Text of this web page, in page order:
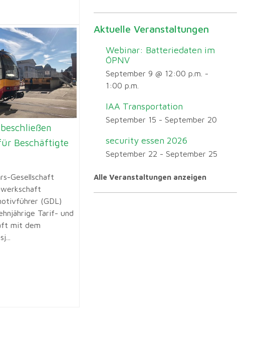
Beschäftigte
Gesellschaft
(GDL)
Tarif- und
mit dem
Aktuelle Veranstaltungen
Webinar: Batteriedaten im
ÖPNV
September 9 @ 12:00 p.m. -
1:00 p.m.
IAA Transportation
September 15 -September 20
security essen 2026
September 22 -September 25
Alle Veranstaltungen anzeigen